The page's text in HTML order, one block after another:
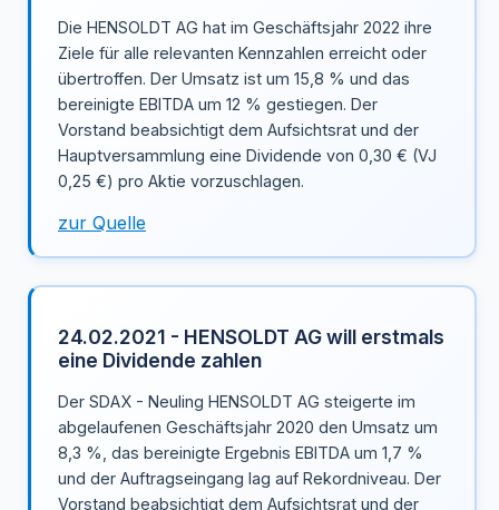
Die HENSOLDT AG hat im Geschäftsjahr 2022 ihre
Ziele für alle relevanten Kennzahlen erreicht oder
übertroffen. Der Umsatz ist um 15,8 % und das
bereinigte EBITDA um 12 % gestiegen. Der
Vorstand beabsichtigt dem Aufsichtsrat und der
Hauptversammlung eine Dividende von 0,30 € (VJ
0,25 €) pro Aktie vorzuschlagen.
zur Quelle
24.02.2021 - HENSOLDT AG will erstmals
eine Dividende zahlen
Der SDAX - Neuling HENSOLDT AG steigerte im
abgelaufenen Geschäftsjahr 2020 den Umsatz um
8,3 %, das bereinigte Ergebnis EBITDA um 1,7 %
und der Auftragseingang lag auf Rekordniveau. Der
Vorstand beabsichtigt dem Aufsichtsrat und der